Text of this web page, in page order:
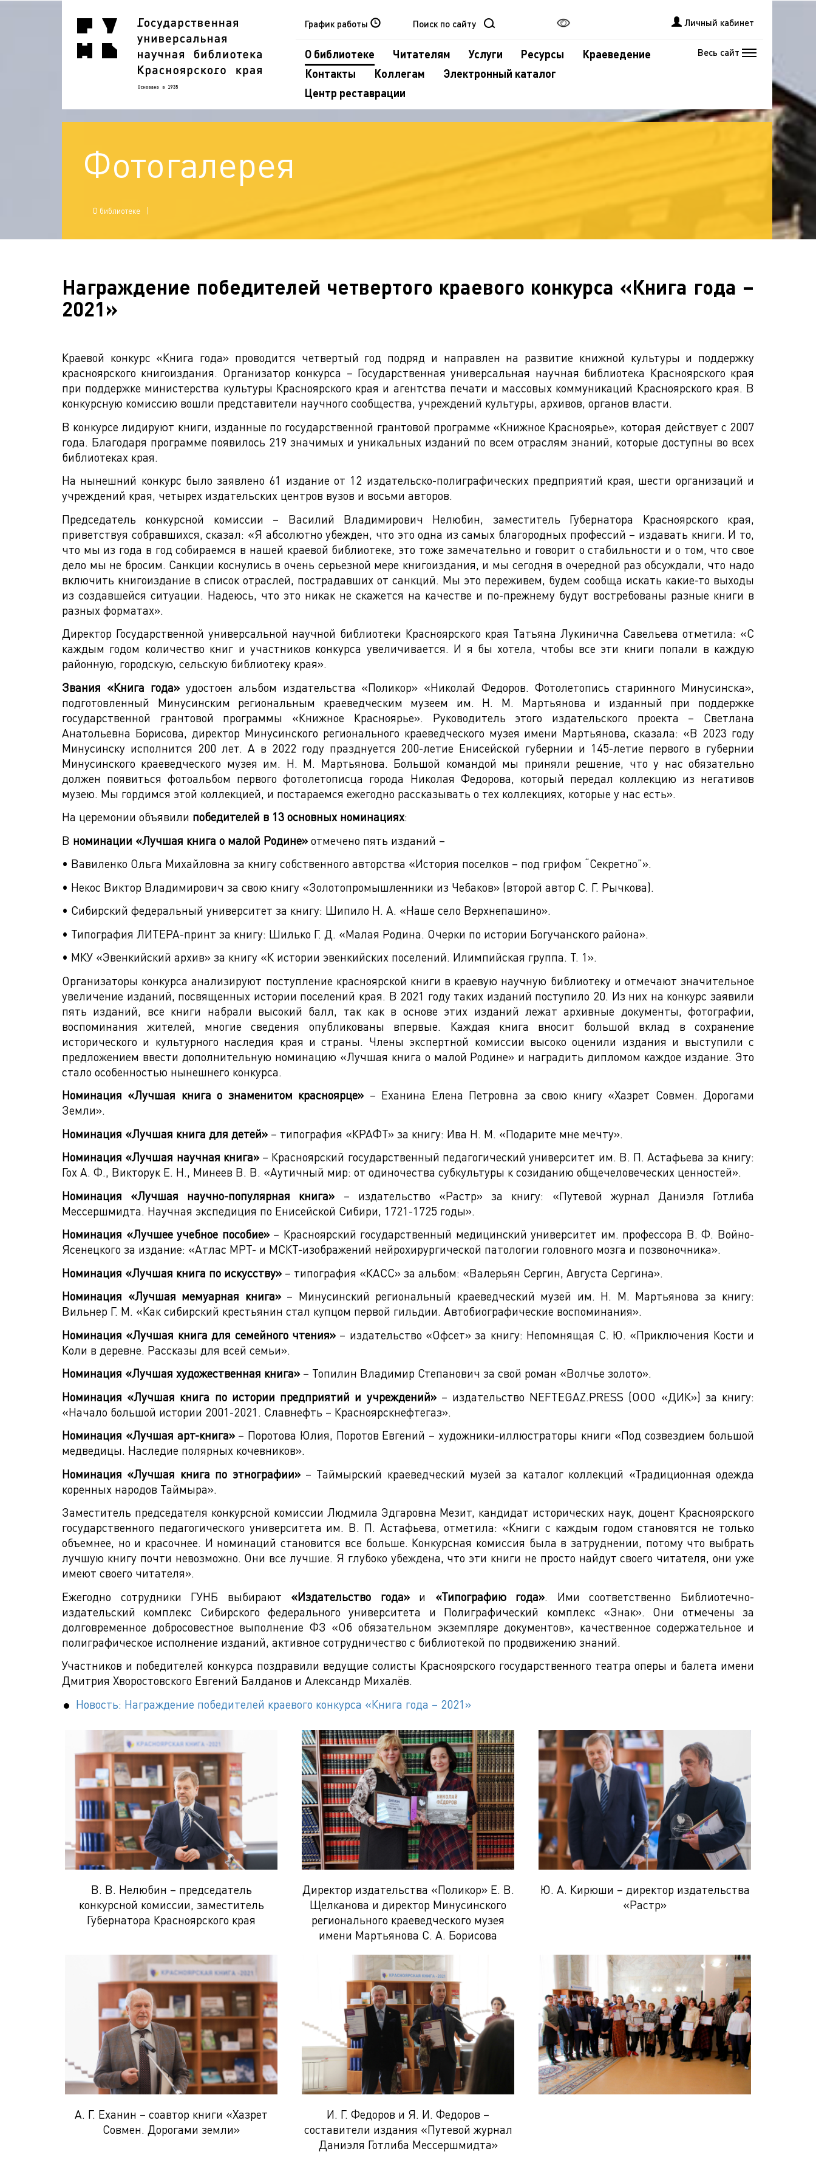
График работы Личный кабинет
О библиотеке Читателям Услуги Ресурсы
Краеведение
Контакты
Коллегам
Электронный каталог
Центр реставрации
Весь сайт
Фотогалерея
О библиотеке
Награждение победителей четвертого краевого конкурса «Книга года –
2021»
Краевой конкурс «Книга года» проводится четвертый год подряд и направлен на развитие книжной культуры и поддержку
красноярского книгоиздания. Организатор конкурса – Государственная универсальная научная библиотека Красноярского края
при поддержке министерства культуры Красноярского края и агентства печати и массовых коммуникаций Красноярского края. В
конкурсную комиссию вошли представители научного сообщества, учреждений культуры, архивов, органов власти.
В конкурсе лидируют книги, изданные по государственной грантовой программе «Книжное Красноярье», которая действует с 2007
года. Благодаря программе появилось 219 значимых и уникальных изданий по всем отраслям знаний, которые доступны во всех
библиотеках края.
На нынешний конкурс было заявлено 61 издание от 12 издательско-полиграфических предприятий края, шести организаций и
учреждений края, четырех издательских центров вузов и восьми авторов.
Председатель конкурсной комиссии – Василий Владимирович Нелюбин, заместитель Губернатора Красноярского края,
приветствуя собравшихся, сказал: «Я абсолютно убежден, что это одна из самых благородных профессий – издавать книги. И то,
что мы из года в год собираемся в нашей краевой библиотеке, это тоже замечательно и говорит о стабильности и о том, что свое
дело мы не бросим. Санкции коснулись в очень серьезной мере книгоиздания, и мы сегодня в очередной раз обсуждали, что надо
включить книгоиздание в список отраслей, пострадавших от санкций. Мы это переживем, будем сообща искать какие-то выходы
из создавшейся ситуации. Надеюсь, что это никак не скажется на качестве и по-прежнему будут востребованы разные книги в
разных форматах».
Директор Государственной универсальной научной библиотеки Красноярского края Татьяна Лукинична Савельева отметила: «С
каждым годом количество книг и участников конкурса увеличивается. И я бы хотела, чтобы все эти книги попали в каждую
районную, городскую, сельскую библиотеку края».
Звания «Книга года»удостоен альбом издательства «Поликор» «Николай Федоров. Фотолетопись старинного Минусинска»,
подготовленный Минусинским региональным краеведческим музеем им. Н. М. Мартьянова и изданный при поддержке
государственной грантовой программы «Книжное Красноярье». Руководитель этого издательского проекта – Светлана
Анатольевна Борисова, директор Минусинского регионального краеведческого музея имени Мартьянова, сказала: «В 2023 году
Минусинску исполнится 200 лет. А в 2022 году празднуется 200-летие Енисейской губернии и 145-летие первого в губернии
Минусинского краеведческого музея им. Н. М. Мартьянова. Большой командой мы приняли решение, что у нас обязательно
должен появиться фотоальбом первого фотолетописца города Николая Федорова, который передал коллекцию из негативов
музею. Мы гордимся этой коллекцией, и постараемся ежегодно рассказывать о тех коллекциях, которые у нас есть».
На церемонии объявили победителей в 13 основных номинациях:
В номинации «Лучшая книга о малой Родине»отмечено пять изданий –
• Вавиленко Ольга Михайловна за книгу собственного авторства «История поселков – под грифом “Секретно”».
• Некос Виктор Владимирович за свою книгу «Золотопромышленники из Чебаков» (второй автор С. Г. Рычкова).
• Сибирский федеральный университет за книгу: Шипило Н. А. «Наше село Верхнепашино».
• Типография ЛИТЕРА-принт за книгу: Шилько Г. Д. «Малая Родина. Очерки по истории Богучанского района».
• МКУ «Эвенкийский архив» за книгу «К истории эвенкийских поселений. Илимпийская группа. Т. 1».
Организаторы конкурса анализируют поступление красноярской книги в краевую научную библиотеку и отмечают значительное
увеличение изданий, посвященных истории поселений края. В 2021 году таких изданий поступило 20. Из них на конкурс заявили
пять изданий, все книги набрали высокий балл, так как в основе этих изданий лежат архивные документы, фотографии,
воспоминания жителей, многие сведения опубликованы впервые. Каждая книга вносит большой вклад в сохранение
исторического и культурного наследия края и страны. Члены экспертной комиссии высоко оценили издания и выступили с
предложением ввести дополнительную номинацию «Лучшая книга о малой Родине» и наградить дипломом каждое издание. Это
стало особенностью нынешнего конкурса.
Номинация «Лучшая книга о знаменитом красноярце»– Еханина Елена Петровна за свою книгу «Хазрет Совмен. Дорогами
Земли».
Номинация «Лучшая книга для детей»– типография «КРАФТ» за книгу: Ива Н. М. «Подарите мне мечту».
Номинация «Лучшая научная книга»– Красноярский государственный педагогический университет им. В. П. Астафьева за книгу:
Гох А. Ф., Викторук Е. Н., Минеев В. В. «Аутичный мир: от одиночества субкультуры к созиданию общечеловеческих ценностей».
Номинация «Лучшая научно-популярная книга»– издательство «Растр» за книгу: «Путевой журнал Даниэля Готлиба
Мессершмидта. Научная экспедиция по Енисейской Сибири, 1721-1725 годы».
Номинация «Лучшее учебное пособие»– Красноярский государственный медицинский университет им. профессора В. Ф. Войно-
Ясенецкого за издание: «Атлас МРТ- и МСКТ-изображений нейрохирургической патологии головного мозга и позвоночника».
Номинация «Лучшая книга по искусству»– типография «КАСС» за альбом: «Валерьян Сергин, Августа Сергина».
Номинация «Лучшая мемуарная книга»– Минусинский региональный краеведческий музей им. Н. М. Мартьянова за книгу:
Вильнер Г. М. «Как сибирский крестьянин стал купцом первой гильдии. Автобиографические воспоминания».
Номинация «Лучшая книга для семейного чтения»– издательство «Офсет» за книгу: Непомнящая С. Ю. «Приключения Кости и
Коли в деревне. Рассказы для всей семьи».
Номинация «Лучшая художественная книга»– Топилин Владимир Степанович за свой роман «Волчье золото».
Номинация «Лучшая книга по истории предприятий и учреждений»– издательство NEFTEGAZ.PRESS (ООО «ДИК») за книгу:
«Начало большой истории 2001-2021. Славнефть – Красноярскнефтегаз».
Номинация «Лучшая арт-книга»– Поротова Юлия, Поротов Евгений – художники-иллюстраторы книги «Под созвездием большой
медведицы. Наследие полярных кочевников».
Номинация «Лучшая книга по этнографии»– Таймырский краеведческий музей за каталог коллекций «Традиционная одежда
коренных народов Таймыра».
Заместитель председателя конкурсной комиссии Людмила Эдгаровна Мезит, кандидат исторических наук, доцент Красноярского
государственного педагогического университета им. В. П. Астафьева, отметила: «Книги с каждым годом становятся не только
объемнее, но и красочнее. И номинаций становится все больше. Конкурсная комиссия была в затруднении, потому что выбрать
лучшую книгу почти невозможно. Они все лучшие. Я глубоко убеждена, что эти книги не просто найдут своего читателя, они уже
имеют своего читателя».
Ежегодно сотрудники ГУНБ выбирают «Издательство года»и «Типографию года». Ими соответственно Библиотечно-
издательский комплекс Сибирского федерального университета и Полиграфический комплекс «Знак». Они отмечены за
долговременное добросовестное выполнение ФЗ «Об обязательном экземпляре документов», качественное содержательное и
полиграфическое исполнение изданий, активное сотрудничество с библиотекой по продвижению знаний.
Участников и победителей конкурса поздравили ведущие солисты Красноярского государственного театра оперы и балета имени
Дмитрия Хворостовского Евгений Балданов и Александр Михалёв.
Новость: Награждение победителей краевого конкурса «Книга года – 2021»
В. В. Нелюбин – председатель
конкурсной комиссии, заместитель
Губернатора Красноярского края
Директор издательства «Поликор» Е. В.
Щелканова и директор Минусинского
регионального краеведческого музея
имени Мартьянова С. А. Борисова
Ю. А. Кирюши – директор издательства
«Растр»
А. Г. Еханин – соавтор книги «Хазрет
Совмен. Дорогами земли»
И. Г. Федоров и Я. И. Федоров –
составители издания «Путевой журнал
Даниэля Готлиба Мессершмидта»